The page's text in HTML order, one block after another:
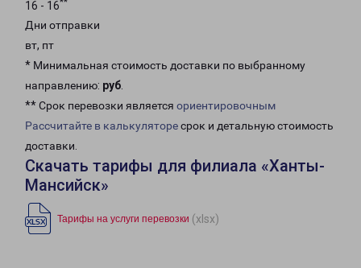
16 - 16
Дни отправки
вт, пт
* Минимальная стоимость доставки по выбранному
направлению: руб.
** Срок перевозки является ориентировочным
Рассчитайте в калькуляторесрок и детальную стоимость
доставки.
Скачать тарифы для филиала «Ханты-
Мансийск»
Тарифы на услуги перевозки (xlsx)